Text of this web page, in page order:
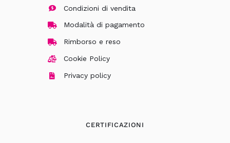
Condizioni di vendita
Modalità di pagamento
Rimborso e reso
Cookie Policy
Privacy policy
CERTIFICAZIONI